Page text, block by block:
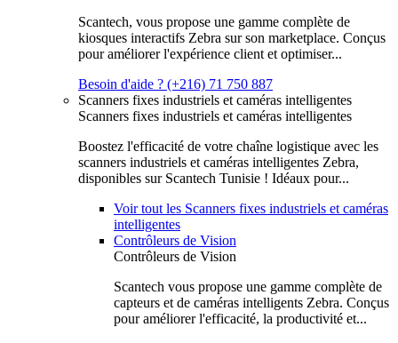
Scantech, vous propose une gamme complète de
kiosques interactifs Zebra sur son marketplace. Conçus
pour améliorer l'expérience client et optimiser...
Besoin d'aide ? (+216) 71 750 887
Scanners fixes industriels et caméras intelligentes
Scanners fixes industriels et caméras intelligentes
Boostez l'efficacité de votre chaîne logistique avec les
scanners industriels et caméras intelligentes Zebra,
disponibles sur Scantech Tunisie ! Idéaux pour...
Voir tout les Scanners fixes industriels et caméras
intelligentes
Contrôleurs de Vision
Contrôleurs de Vision
Scantech vous propose une gamme complète de
capteurs et de caméras intelligents Zebra. Conçus
pour améliorer l'efficacité, la productivité et...